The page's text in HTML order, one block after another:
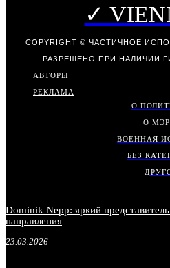
✓
COPYRIGHT © ЧАСТИЧНОЕ
РАЗРЕШЕНО ПРИ НАЛИЧИИ
АВТОРЫ
РЕКЛАМА
О
О
ВОЕННАЯ
БЕЗ
Dominik Nepp: яркий
направления
23.03.2026